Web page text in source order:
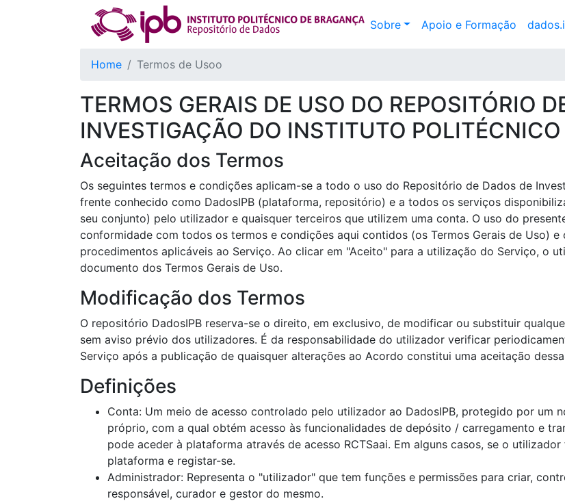
Sobre Apoio e Formação
Home Termos de Usoo
TERMOS GERAIS DE USO DO REPOSITÓRIO
INVESTIGAÇÃO DO INSTITUTO
Aceitação dos Termos
Os seguintes termos e condições aplicam-se a todo o uso do Repositório de Dados de
frente conhecido como DadosIPB (plataforma, repositório) e a todos os serviços
seu conjunto) pelo utilizador e quaisquer terceiros que utilizem uma conta. O uso do
conformidade com todos os termos e condições aqui contidos (os Termos Gerais de Uso)
procedimentos aplicáveis ao Serviço. Ao clicar em "Aceito" para a utilização do Serviço, o
documento dos Termos Gerais de Uso.
Modificação dos Termos
O repositório DadosIPB reserva-se o direito, em exclusivo, de modificar ou substituir
sem aviso prévio dos utilizadores. É da responsabilidade do utilizador verificar
Serviço após a publicação de quaisquer alterações ao Acordo constitui uma aceitação
Definições
Conta: Um meio de acesso controlado pelo utilizador ao DadosIPB, protegido por um
próprio, com a qual obtém acesso às funcionalidades de depósito / carregamento e
pode aceder à plataforma através de acesso RCTSaai. Em alguns casos, se o
plataforma e registar-se.
Administrador: Representa o "utilizador" que tem funções e permissões para criar,
responsável, curador e gestor do mesmo.